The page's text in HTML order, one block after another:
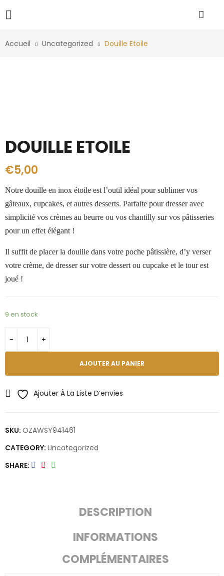
Accueil Uncategorized Douille Etoile
DOUILLE ETOILE
€5,00
Notre douille en inox étoile est l’outil idéal pour sublimer vos
gâteaux, cupcakes, et autres desserts. Parfaite pour dresser avec
simplicité vos crèmes au beurre ou vos chantilly sur vos pâtisseries
pour un effet élégant !
Il suffit de placer la douille dans votre poche pâtissière, d’y verser
votre crème, de dresser sur votre dessert ou cupcake et le tour est
joué !
9 en stock
AJOUTER AU PANIER
Ajouter À La Liste D’envies
SKU: OZAWSY941461
CATEGORY: Uncategorized
SHARE
DESCRIPTION
INFORMATIONS
COMPLÉMENTAIRES